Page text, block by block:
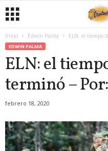
Inicio Edwin Palma ELN: el tiempo
EDWIN PALMA
ELN: el
terminó –
febrero 18, 2020